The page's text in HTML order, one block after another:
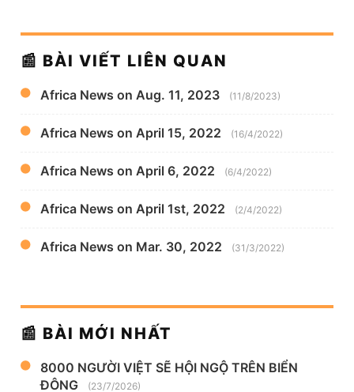
📰 BÀI VIẾT LIÊN QUAN
Africa News on Aug. 11, 2023 (11/8/2023)
Africa News on April 15, 2022 (16/4/2022)
Africa News on April 6, 2022 (6/4/2022)
Africa News on April 1st, 2022 (2/4/2022)
Africa News on Mar. 30, 2022 (31/3/2022)
📰 BÀI MỚI NHẤT
8000 NGƯỜI VIỆT SẼ HỘI NGỘ TRÊN BIỂN
ĐÔNG
(23/7/2026)